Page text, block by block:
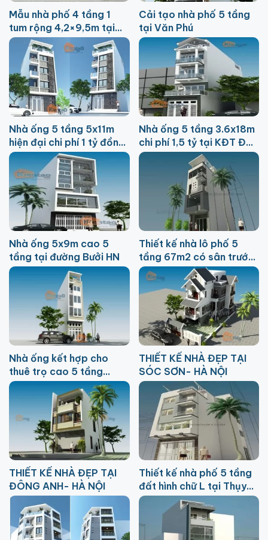
Mẫu nhà phố 4 tầng 1
tum rộng 4,2×9,5m tại
Long Biên
Cải tạo nhà phố 5 tầng
tại Văn Phú
Nhà ống 5 tầng 5x11m
hiện đại chi phí 1 tỷ đồng
tại Từ Liêm
Nhà ống 5 tầng 3.6x18m
chi phí 1,5 tỷ tại KĐT Đại
Thanh
Nhà ống 5x9m cao 5
tầng tại đường Bưởi HN
Thiết kế nhà lô phố 5
tầng 67m2 có sân trước
tại Quỳnh Lôi HN
Nhà ống kết hợp cho
thuê trọ cao 5 tầng
3,4x15m chi phí 1,2 tỷ
THIẾT KẾ NHÀ ĐẸP TẠI
SÓC SƠN- HÀ NỘI
THIẾT KẾ NHÀ ĐẸP TẠI
ĐÔNG ANH- HÀ NỘI
Thiết kế nhà phố 5 tầng
đất hình chữ L tại Thụy
Khuê HN – NP 12